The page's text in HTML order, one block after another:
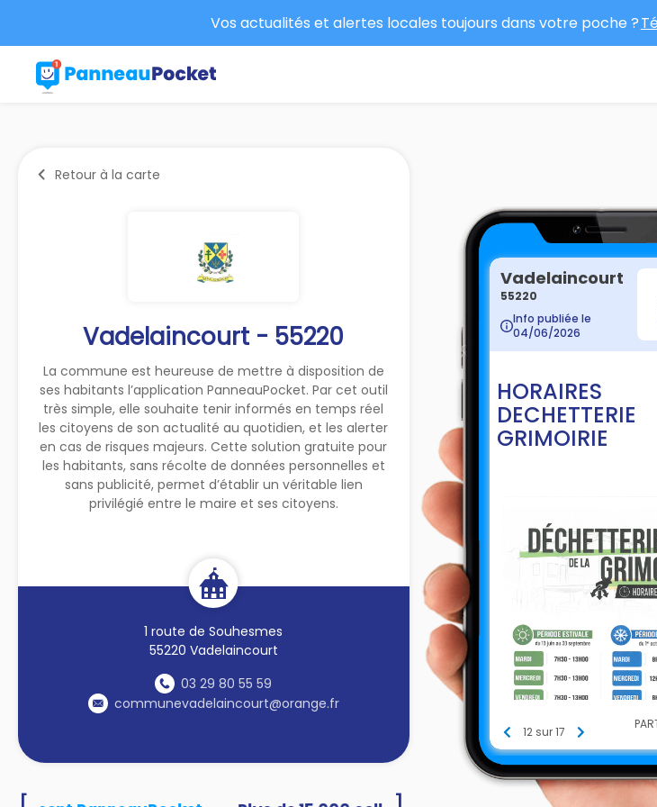
Vos actualités et alertes locales toujours dans votre poche ?
Retour à la carte
Vadelaincourt - 55220
La commune est heureuse de mettre à disposition de
ses habitants l’application PanneauPocket. Par cet outil
très simple, elle souhaite tenir informés en temps réel
les citoyens de son actualité au quotidien, et les alerter
en cas de risques majeurs. Cette solution gratuite pour
les habitants, sans récolte de données personnelles et
sans publicité, permet d’établir un véritable lien
privilégié entre le maire et ses citoyens.
1 route de Souhesmes
55220 Vadelaincourt
03 29 80 55 59
communevadelaincourt@orange.fr
Vadelaincourt
55220
Info publiée le
04/06/2026
HORAIRES
DECHETTERIE
GRIMOIRIE
12 sur 17